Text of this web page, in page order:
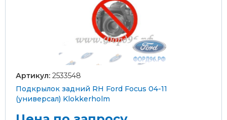
Артикул: 2533548
Подкрылок задний RH Ford Focus 04-11
(универсал) Klokkerholm